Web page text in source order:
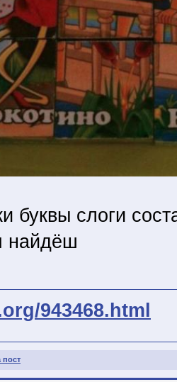
буквы слоги
найдёш
943468.html
пост